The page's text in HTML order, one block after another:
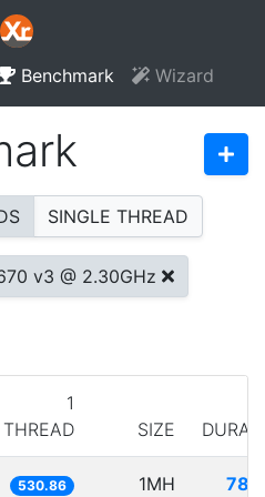
Benchmark Wizard
SINGLE THREAD
v3 @ 2.30GHz
1
THREAD
SIZE
530.86 1MH